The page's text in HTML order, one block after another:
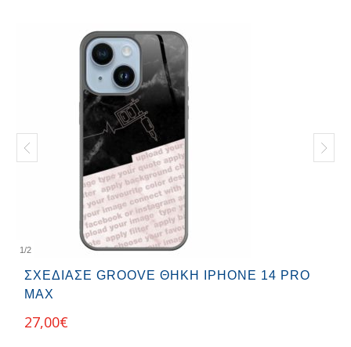
1/2
ΣΧΕΔΊΑΣΕ GROOVE ΘΉΚΗ IPHONE 14 PRO
MAX
27,00€